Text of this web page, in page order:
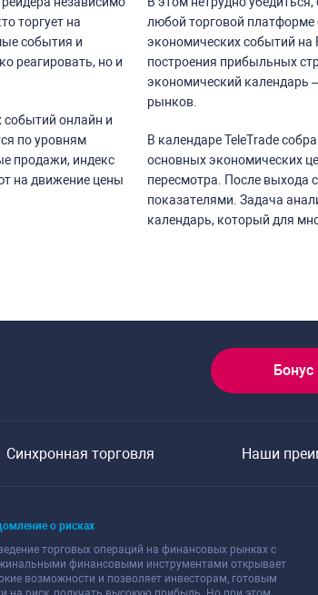
торгует на
события и
реагировать, но и
событий онлайн и
по уровням
продажи, индекс
на движение цены
любой торговой платформе
экономических событий на
построения прибыльных
экономический календарь
рынков.
В календаре TeleTrade
основных экономических
пересмотра. После выхода
показателями. Задача
календарь, который для
Бонус
Синхронная торговля Наши
о рисках
торговых операций на финансовых рынках с
финансовыми инструментами открывает
возможности и позволяет инвесторам, готовым